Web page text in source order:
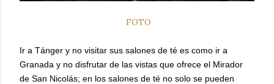
FOTO
Ir a Tánger y no visitar sus salones de té es como ir a
Granada y no disfrutar de las vistas que ofrece el Mirador
de San Nicolás; en los salones de té no solo se pueden